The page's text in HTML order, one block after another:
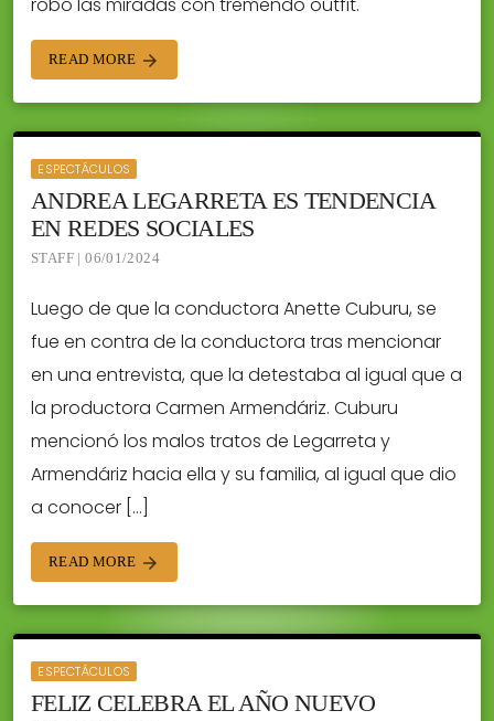
robó las miradas con tremendo outfit.
READ MORE arrow_forward
ESPECTÁCULOS
ANDREA LEGARRETA ES TENDENCIA
EN REDES SOCIALES
STAFF | 06/01/2024
Luego de que la conductora Anette Cuburu, se
fue en contra de la conductora tras mencionar
en una entrevista, que la detestaba al igual que a
la productora Carmen Armendáriz. Cuburu
mencionó los malos tratos de Legarreta y
Armendáriz hacia ella y su familia, al igual que dio
a conocer […]
READ MORE arrow_forward
ESPECTÁCULOS
FELIZ CELEBRA EL AÑO NUEVO